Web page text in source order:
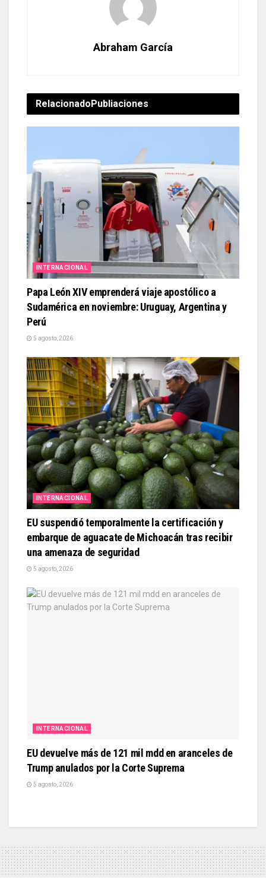
Abraham García
RelacionadoPubliaciones
INTERNACIONAL
Papa León XIV emprenderá viaje apostólico a
Sudamérica en noviembre: Uruguay, Argentina y
Perú
5 agosto, 2026
INTERNACIONAL
EU suspendió temporalmente la certificación y
embarque de aguacate de Michoacán tras recibir
una amenaza de seguridad
5 agosto, 2026
INTERNACIONAL
EU devuelve más de 121 mil mdd en aranceles de
Trump anulados por la Corte Suprema
5 agosto, 2026